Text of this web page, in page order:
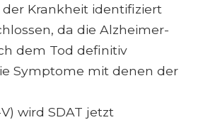
Krankheit identifiziert
da die Alzheimer-
dem Tod definitiv
Symptome mit denen der
wird SDAT jetzt